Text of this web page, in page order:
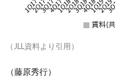
（JLL資料より引用）
（藤原秀行）